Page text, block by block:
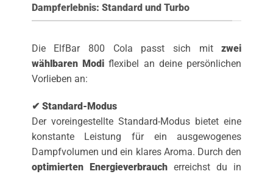
Dampferlebnis: Standard und Turbo
Die ElfBar 800 Cola passt sich mitzwei
wählbaren Modi flexibel an deine persönlichen
Vorlieben an:
✔ Standard-Modus
Der voreingestellte Standard-Modus bietet eine
konstante Leistung für ein ausgewogenes
Dampfvolumen und ein klares Aroma. Durch den
optimierten Energieverbraucherreichst du in